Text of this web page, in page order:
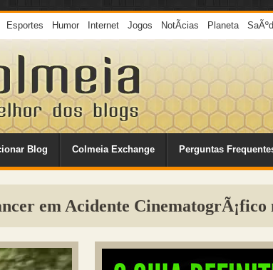
Esportes Humor Internet Jogos NotÃ­cias Planeta
Blog Colmeia Exchange Perguntas
em Acidente CinematogrÃ¡fico